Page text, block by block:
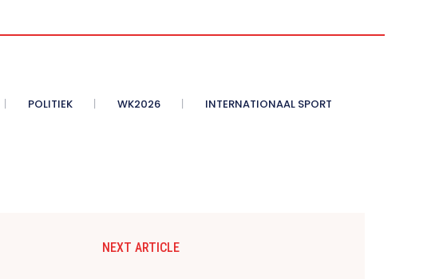
POLITIEK WK2026 INTERNATIONAAL SPORT
NEXT ARTICLE